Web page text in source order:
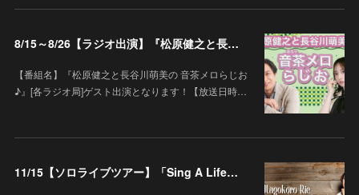
8/15～8/26【ラジオ出演】『松原健之と長谷川萌美の 音茶メロらじお♪』
【番組名】『松原健之と長谷川萌美の 音茶メロらじお
♪』[各ラジオ局]ゲスト出演となります！【放送日時…
11/15【ソロライブツアー】「Sing A Life」埼玉 ウェスタ川越 大ホール